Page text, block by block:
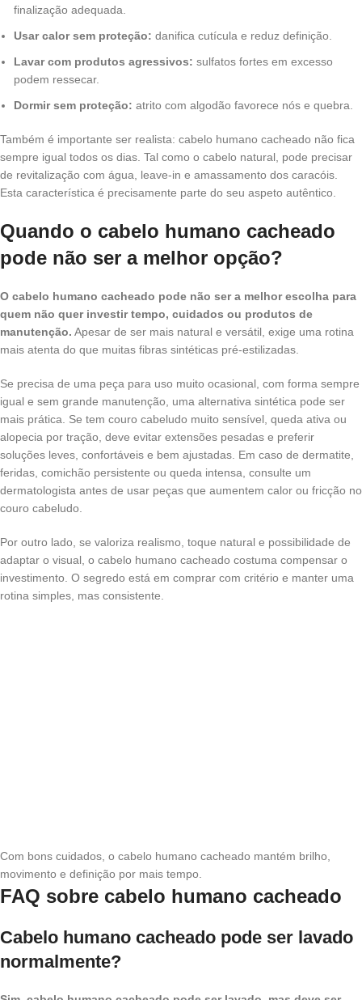
finalização adequada.
Usar calor sem proteção: danifica cutícula e reduz definição.
Lavar com produtos agressivos: sulfatos fortes em excesso
podem ressecar.
Dormir sem proteção: atrito com algodão favorece nós e quebra.
Também é importante ser realista: cabelo humano cacheado não fica
sempre igual todos os dias. Tal como o cabelo natural, pode precisar
de revitalização com água, leave-in e amassamento dos caracóis.
Esta característica é precisamente parte do seu aspeto autêntico.
Quando o cabelo humano cacheado
pode não ser a melhor opção?
O cabelo humano cacheado pode não ser a melhor escolha para
quem não quer investir tempo, cuidados ou produtos de
manutenção. Apesar de ser mais natural e versátil, exige uma rotina
mais atenta do que muitas fibras sintéticas pré-estilizadas.
Se precisa de uma peça para uso muito ocasional, com forma sempre
igual e sem grande manutenção, uma alternativa sintética pode ser
mais prática. Se tem couro cabeludo muito sensível, queda ativa ou
alopecia por tração, deve evitar extensões pesadas e preferir
soluções leves, confortáveis e bem ajustadas. Em caso de dermatite,
feridas, comichão persistente ou queda intensa, consulte um
dermatologista antes de usar peças que aumentem calor ou fricção no
couro cabeludo.
Por outro lado, se valoriza realismo, toque natural e possibilidade de
adaptar o visual, o cabelo humano cacheado costuma compensar o
investimento. O segredo está em comprar com critério e manter uma
rotina simples, mas consistente.
Com bons cuidados, o cabelo humano cacheado mantém brilho,
movimento e definição por mais tempo.
FAQ sobre cabelo humano cacheado
Cabelo humano cacheado pode ser lavado
normalmente?